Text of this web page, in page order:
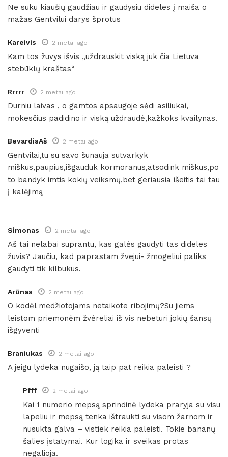
Ne suku kiaušių gaudžiau ir gaudysiu dideles į maiša o
mažas Gentvilui darys šprotus
Kareivis 2 metai ago
Kam tos žuvys išvis „uždrauskit viską juk čia Lietuva
stebūklų kraštas“
Rrrrr 2 metai ago
Durniu laivas , o gamtos apsaugoje sėdi asiliukai,
mokesčius padidino ir viską uždraudė,kažkoks kvailynas.
BevardisAš 2 metai ago
Gentvilai,tu su savo šunauja sutvarkyk
miškus,paupius,išgauduk kormoranus,atsodink miškus,po
to bandyk imtis kokių veiksmų,bet geriausia išeitis tai tau
į kalėjimą
Simonas 2 metai ago
Aš tai nelabai suprantu, kas galės gaudyti tas dideles
žuvis? Jaučiu, kad paprastam žvejui- žmogeliui paliks
gaudyti tik kilbukus.
Arūnas 2 metai ago
O kodėl medžiotojams netaikote ribojimų?Su jiems
leistom priemonėm žvėreliai iš vis nebeturi jokių šansų
išgyventi
Braniukas 2 metai ago
A jeigu lydeka nugaišo, ją taip pat reikia paleisti ?
Pfff 2 metai ago
Kai 1 numerio mepsą sprindinė lydeka praryja su visu
lapeliu ir mepsą tenka ištraukti su visom žarnom ir
nusukta galva – vistiek reikia paleisti. Tokie bananų
šalies įstatymai. Kur logika ir sveikas protas
negalioja.